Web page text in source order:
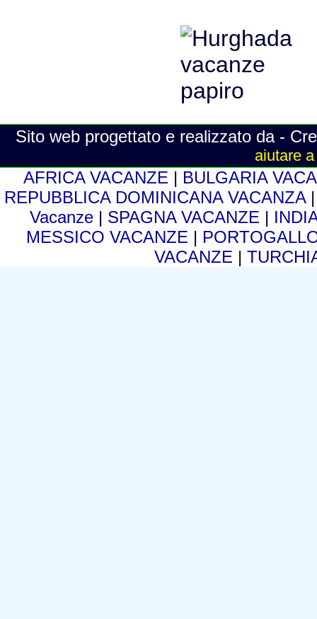
Sito web progettato e realizzato da -
aiutare
AFRICA VACANZE | BULGARIA
REPUBBLICA DOMINICANA VACANZA
Vacanze | SPAGNA VACANZE |
MESSICO VACANZE |
VACANZE |